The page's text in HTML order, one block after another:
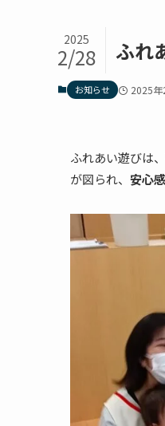
ふれ
2025
2/28
お知らせ 2025
ふれあい遊びは
が図られ、 安心感